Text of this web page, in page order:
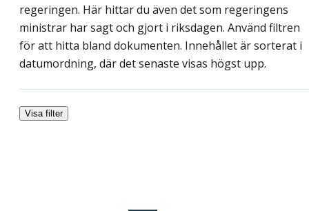
regeringen. Här hittar du även det som regeringens
ministrar har sagt och gjort i riksdagen. Använd filtren
för att hitta bland dokumenten. Innehållet är sorterat i
datumordning, där det senaste visas högst upp.
Visa filter